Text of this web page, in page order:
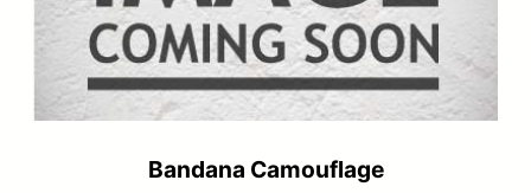
Bandana Camouflage